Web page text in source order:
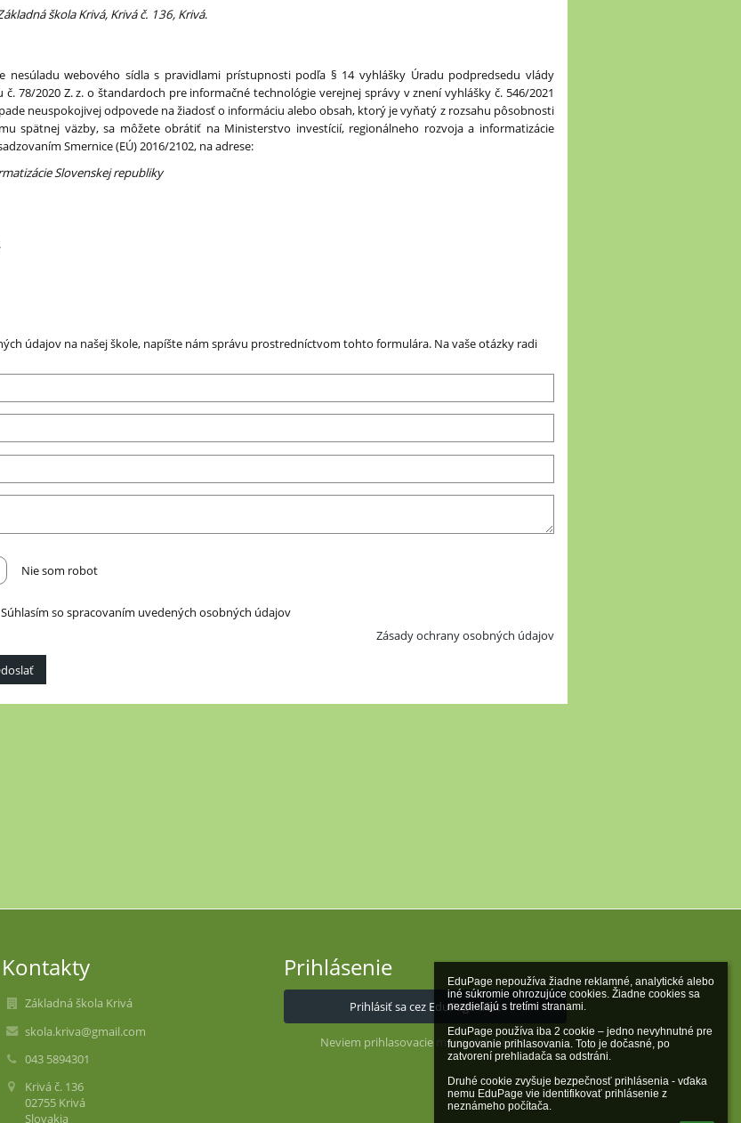
EduPage nepoužíva žiadne reklamné, analytické alebo
iné súkromie ohrozujúce cookies. Žiadne cookies sa
nezdieľajú s tretími stranami.
EduPage používa iba 2 cookie – jedno nevyhnutné pre
fungovanie prihlasovania. Toto je dočasné, po
zatvorení prehliadača sa odstráni.
Druhé cookie zvyšuje bezpečnosť prihlásenia - vďaka
nemu EduPage vie identifikovať prihlásenie z
neznámeho počítača.
škola Krivá, Krivá č. 136, Krivá.
nesúladu webového sídla s pravidlami prístupnosti podľa § 14 vyhlášky Úradu podpredsedu vlády
78/2020 Z. z. o štandardoch pre informačné technológie verejnej správy v znení vyhlášky č. 546/2021
neuspokojivej odpovede na žiadosť o informáciu alebo obsah, ktorý je vyňatý z rozsahu pôsobnosti
spätnej väzby, sa môžete obrátiť na Ministerstvo investícií, regionálneho rozvoja a informatizácie
Smernice (EÚ) 2016/2102, na adrese:
Slovenskej republiky
údajov na našej škole, napíšte nám správu prostredníctvom tohto formulára. Na vaše otázky radi
Nie som robot
Súhlasím so spracovaním uvedených osobných údajov
Zásady ochrany osobných údajov
Kontakty
Základná škola Krivá
skola.kriva@gmail.com
043 5894301
Krivá č. 136
02755 Krivá
Slovakia
Prihlásenie
Prihlásiť sa cez EduPage účet
Neviem prihlasovacie meno alebo heslo